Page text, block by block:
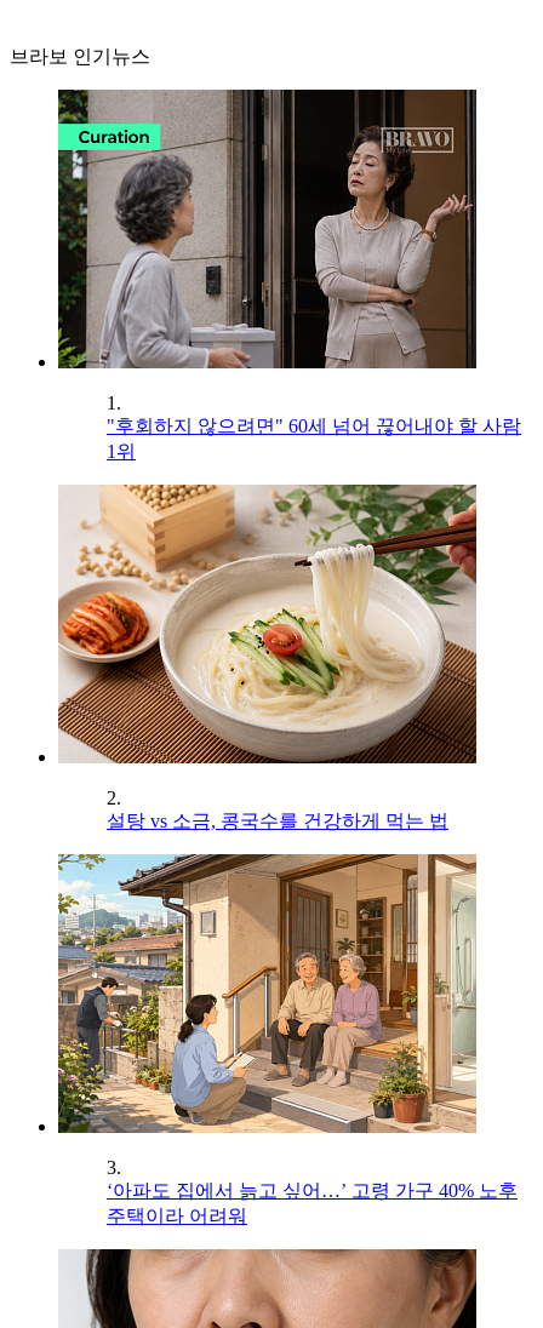
브라보 인기뉴스
1.
"후회하지 않으려면" 60세 넘어 끊어내야 할 사람
1위
2.
설탕 vs 소금, 콩국수를 건강하게 먹는 법
3.
‘아파도 집에서 늙고 싶어…’ 고령 가구 40% 노후
주택이라 어려워